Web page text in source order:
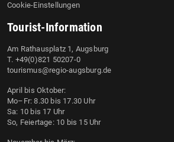
Cookie-Einstellungen
Tourist-Information
Am Rathausplatz 1, Augsburg
T. +49(0)821 50207-0
tourismus@regio-augsburg.de
April bis Oktober:
Mo–Fr: 8.30 bis 17.30 Uhr
Sa: 10 bis 17 Uhr
So, Feiertage: 10 bis 15 Uhr